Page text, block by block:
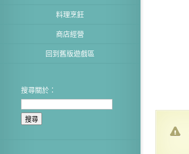
料理烹飪
商店經營
回到舊版遊戲區
搜尋關於：